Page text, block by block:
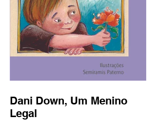
Dani Down, Um Menino
Legal